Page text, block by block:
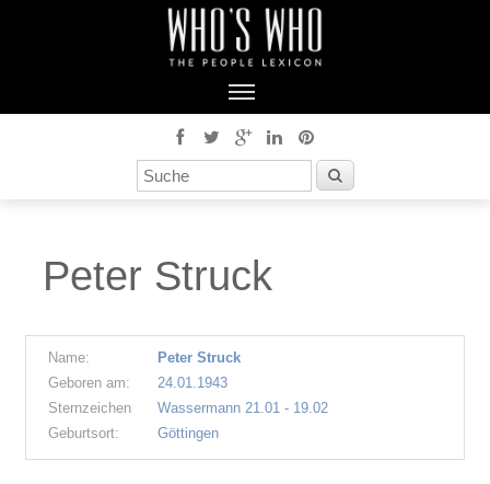
Peter Struck
Name:
Peter Struck
Geboren am:
24.01.1943
Sternzeichen
Wassermann 21.01 - 19.02
Geburtsort:
Göttingen